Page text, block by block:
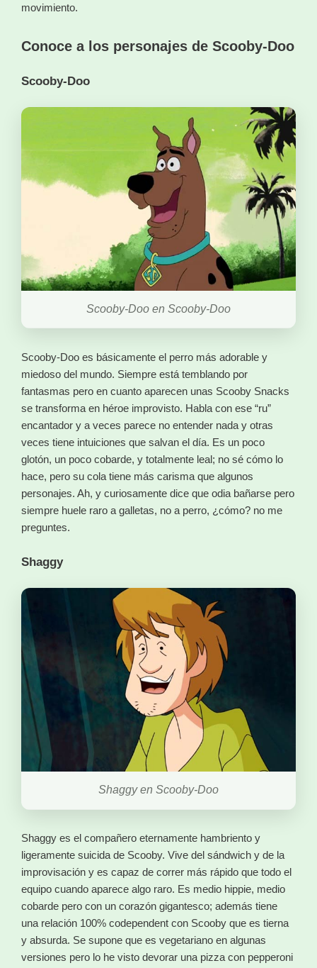
movimiento.
Conoce a los personajes de Scooby-Doo
Scooby-Doo
Scooby-Doo en Scooby-Doo
Scooby-Doo es básicamente el perro más adorable y
miedoso del mundo. Siempre está temblando por
fantasmas pero en cuanto aparecen unas Scooby Snacks
se transforma en héroe improvisto. Habla con ese “ru”
encantador y a veces parece no entender nada y otras
veces tiene intuiciones que salvan el día. Es un poco
glotón, un poco cobarde, y totalmente leal; no sé cómo lo
hace, pero su cola tiene más carisma que algunos
personajes. Ah, y curiosamente dice que odia bañarse pero
siempre huele raro a galletas, no a perro, ¿cómo? no me
preguntes.
Shaggy
Shaggy en Scooby-Doo
Shaggy es el compañero eternamente hambriento y
ligeramente suicida de Scooby. Vive del sándwich y de la
improvisación y es capaz de correr más rápido que todo el
equipo cuando aparece algo raro. Es medio hippie, medio
cobarde pero con un corazón gigantesco; además tiene
una relación 100% codependent con Scooby que es tierna
y absurda. Se supone que es vegetariano en algunas
versiones pero lo he visto devorar una pizza con pepperoni